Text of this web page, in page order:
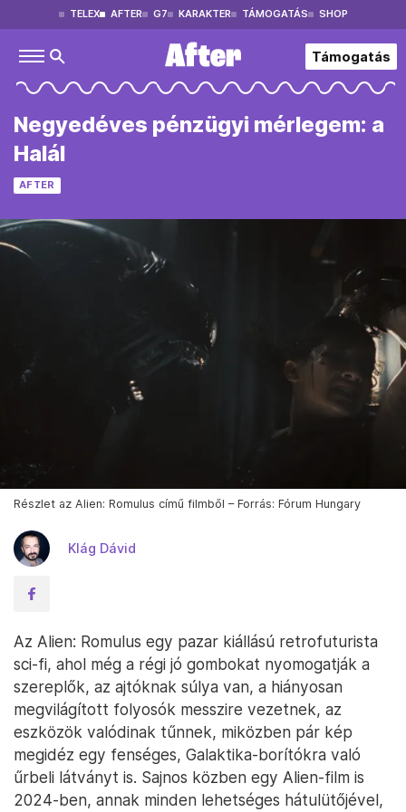
TELEX AFTER G7 KARAKTER TÁMOGATÁS SHOP
Támogatás
Negyedéves pénzügyi mérlegem: a
Halál
AFTER
Részlet az Alien: Romulus című filmből – Forrás: Fórum Hungary
Klág Dávid
Az Alien: Romulus egy pazar kiállású retrofuturista
sci-fi, ahol még a régi jó gombokat nyomogatják a
szereplők, az ajtóknak súlya van, a hiányosan
megvilágított folyosók messzire vezetnek, az
eszközök valódinak tűnnek, miközben pár kép
megidéz egy fenséges, Galaktika-borítókra való
űrbeli látványt is. Sajnos közben egy Alien-film is
2024-ben, annak minden lehetséges hátulütőjével,